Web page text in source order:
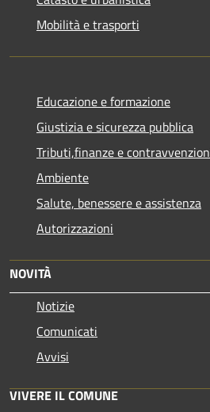
Mobilità e trasporti
Educazione e formazione
Giustizia e sicurezza pubblica
Tributi,finanze e
Ambiente
Salute, benessere e assistenza
Autorizzazioni
NOVITÀ
Notizie
Comunicati
Avvisi
VIVERE IL COMUNE